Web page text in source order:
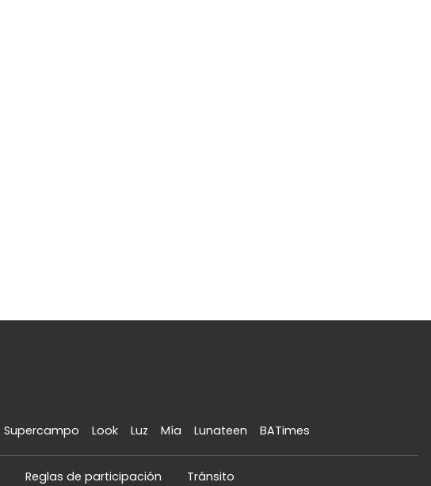
Supercampo Look Luz Mía Lunateen BATimes
Reglas de participación Tránsito